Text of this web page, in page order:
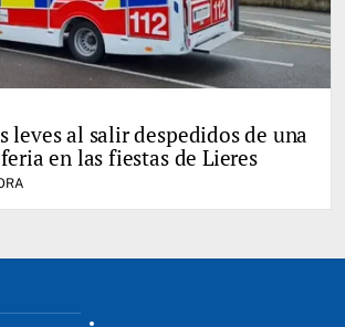
leves al salir despedidos de una
en las fiestas de Lieres